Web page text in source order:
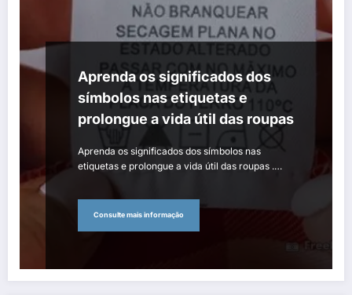
Aprenda os significados dos
símbolos nas etiquetas e
prolongue a vida útil das roupas
Aprenda os significados dos símbolos nas
etiquetas e prolongue a vida útil das roupas .…
Consulte mais informação